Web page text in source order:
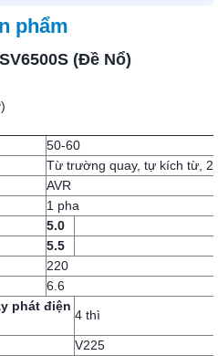
phẩm
(Đề Nổ)
50-60
Từ trường quay, tự kích từ, 2
AVR
1 pha
5.0
5.5
220
6.6
phát điện
4 thì
V225